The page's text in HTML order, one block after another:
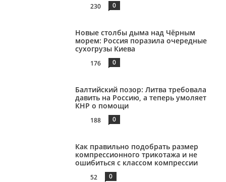
230 0
Новые столбы дыма над Чёрным
морем: Россия поразила очередные
сухогрузы Киева
176 0
Балтийский позор: Литва требовала
давить на Россию, а теперь умоляет
КНР о помощи
188 0
Как правильно подобрать размер
компрессионного трикотажа и не
ошибиться с классом компрессии
52 0